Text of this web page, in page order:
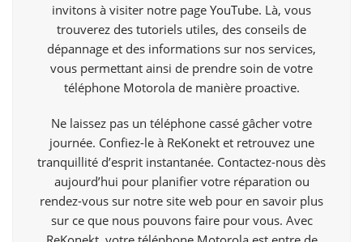
invitons à visiter notre page YouTube. Là, vous
trouverez des tutoriels utiles, des conseils de
dépannage et des informations sur nos services,
vous permettant ainsi de prendre soin de votre
téléphone Motorola de manière proactive.
Ne laissez pas un téléphone cassé gâcher votre
journée. Confiez-le à ReKonekt et retrouvez une
tranquillité d’esprit instantanée. Contactez-nous dès
aujourd’hui pour planifier votre réparation ou
rendez-vous sur notre site web pour en savoir plus
sur ce que nous pouvons faire pour vous. Avec